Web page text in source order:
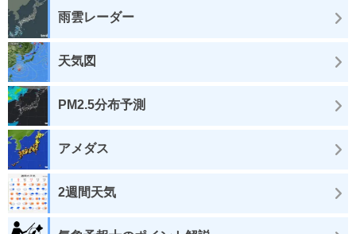
雨雲レーダー
天気図
PM2.5分布予測
アメダス
2週間天気